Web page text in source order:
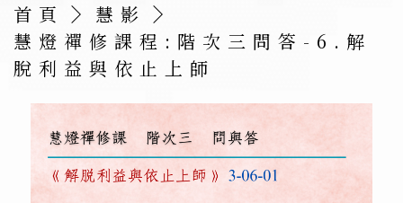
首頁
慧影
慧燈禪修課程:階次三問答-6. 解
脫利益與依止上師